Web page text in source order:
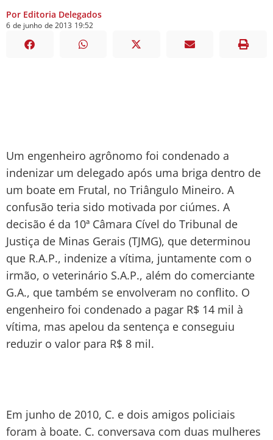
Por Editoria Delegados
6 de junho de 2013 19:52
Um engenheiro agrônomo foi condenado a
indenizar um delegado após uma briga dentro de
um boate em Frutal, no Triângulo Mineiro. A
confusão teria sido motivada por ciúmes. A
decisão é da 10ª Câmara Cível do Tribunal de
Justiça de Minas Gerais (TJMG), que determinou
que R.A.P., indenize a vítima, juntamente com o
irmão, o veterinário S.A.P., além do comerciante
G.A., que também se envolveram no conflito. O
engenheiro foi condenado a pagar R$ 14 mil à
vítima, mas apelou da sentença e conseguiu
reduzir o valor para R$ 8 mil.
Em junho de 2010, C. e dois amigos policiais
foram à boate. C. conversava com duas mulheres